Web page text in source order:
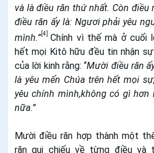
và là điều răn thứ nhất. Còn
điều răn ấy là: Ngươi phải yêu
mình.” [4] Chính vì thế mà ở cuối
hết mọi Kitô hữu đều tin nhận
của lời kinh rằng: “Mười điều răn
là yêu mến Chúa trên hết mọi
yêu chính mình,không có gì
nữa.”
Mười điều răn hợp thành một
răn qui chiếu về từng điều và